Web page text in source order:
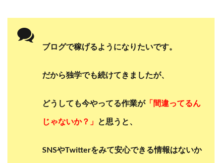
ブログで稼げるようになりたいです。
だから独学でも続けてきましたが、
どうしても今やってる作業が「間違ってるん
じゃないか？」 と思うと、
SNSやTwitterをみて安心できる情報はないか